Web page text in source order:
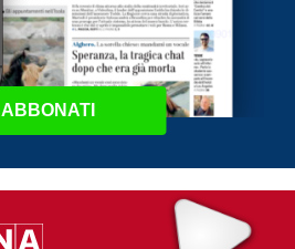
ABBONATI